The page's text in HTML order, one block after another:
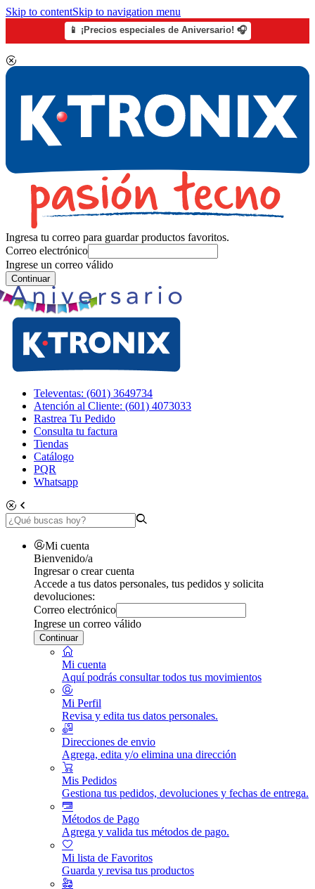
Skip to contentSkip to navigation menu
📱 ¡Precios especiales de Aniversario! 🎧
Ingresa tu correo para guardar productos favoritos.
Correo electrónico
Ingrese un correo válido
Continuar
Televentas: (601) 3649734
Atención al Cliente: (601) 4073033
Rastrea Tu Pedido
Consulta tu factura
Tiendas
Catálogo
PQR
Whatsapp
Mi cuenta
Bienvenido/a
Ingresar o crear cuenta
Accede a tus datos personales, tus pedidos y solicita
devoluciones:
Correo electrónico
Ingrese un correo válido
Continuar
Mi cuenta
Aquí podrás consultar todos tus movimientos
Mi Perfil
Revisa y edita tus datos personales.
Direcciones de envio
Agrega, edita y/o elimina una dirección
Mis Pedidos
Gestiona tus pedidos, devoluciones y fechas de entrega.
Métodos de Pago
Agrega y valida tus métodos de pago.
Mi lista de Favoritos
Guarda y revisa tus productos